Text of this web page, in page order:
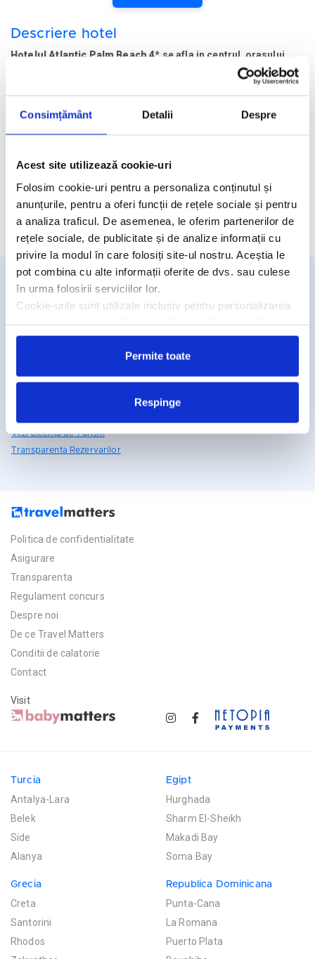
Consimțământ Detalii Despre
Acest site utilizează cookie-uri
Folosim cookie-uri pentru a personaliza conținutul și
anunțurile, pentru a oferi funcții de rețele sociale și pentru
a analiza traficul. De asemenea, le oferim partenerilor de
rețele sociale, de publicitate și de analize informații cu
privire la modul în care folosiți site-ul nostru. Aceștia le
pot combina cu alte informații oferite de dvs. sau culese
în urma folosirii serviciilor lor.
Cookie-urile sunt utilizate inclusiv pentru personalizarea
Permite toate
Respinge
Descriere hotel
Hotelul Atlantic Palm Beach 4* se afla in centrul orasului
marocan Agadir, la 5 minute de mers pe jos de plaja, ;a 17
mnute de mers cu masina de portul de agrement si la 38 d
Facilitati hotel
Camere hotel
Cere oferta personalizata
Detalii si rezervari
Licente TravelMatters
Vezi Licenta de Turism
Transparenta Rezervarilor
Politica de confidentialitate
Asigurare
Transparenta
Regulament concurs
Despre noi
De ce Travel Matters
Conditii de calatorie
Contact
Visit
Turcia
Antalya-Lara
Belek
Side
Alanya
Egipt
Hurghada
Sharm El-Sheikh
Makadi Bay
Soma Bay
Grecia
Creta
Santorini
Rhodos
Republica Dominicana
Punta-Cana
La Romana
Puerto Plata